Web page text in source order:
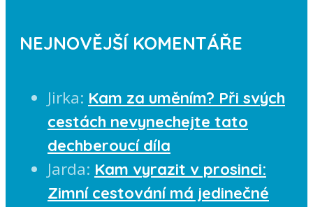
NEJNOVĚJŠÍ KOMENTÁŘE
Jirka: Kam za uměním? Při svých
cestách nevynechejte tato
dechberoucí díla
Jarda: Kam vyrazit v prosinci:
Zimní cestování má jedinečné